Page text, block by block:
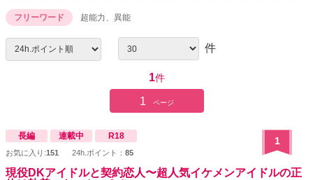
フリーワード 超能力、異能
件
1件
1 ページ
長編 連載中 R18
お気に入り:151 24h.ポイント： 85
1
現役DKアイドルと契約恋人〜超人気イケメンアイドルの正